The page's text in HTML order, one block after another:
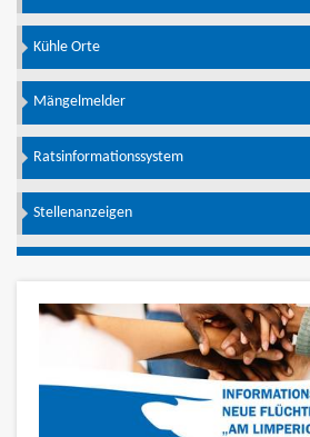
Kühle Orte
Mängelmelder
Ratsinformationssystem
Stellenanzeigen